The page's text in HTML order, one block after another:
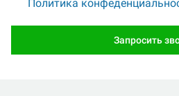
Политика
Запросить